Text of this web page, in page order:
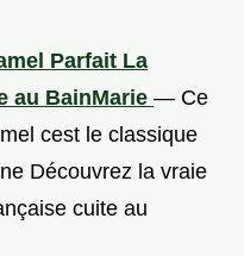
Parfait La
au BainMarie — Ce
cest le classique
Découvrez la vraie
cuite au